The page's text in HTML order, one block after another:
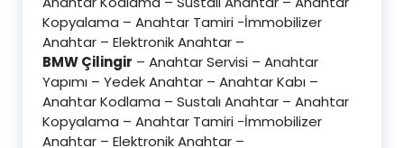
Kopyalama – Anahtar Tamiri -İmmobilizer
Anahtar – Elektronik Anahtar –
BMW Çilingir – Anahtar Servisi – Anahtar
Yapımı – Yedek Anahtar – Anahtar Kabı –
Anahtar Kodlama – Sustalı Anahtar – Anahtar
Kopyalama – Anahtar Tamiri -İmmobilizer
Anahtar – Elektronik Anahtar –